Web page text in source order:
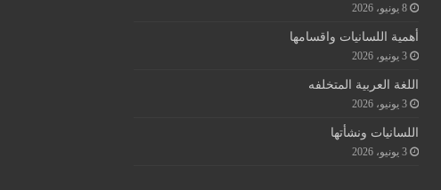
8 يونيو، 2026
أهمية اللسانيات واقسامها
3 يونيو، 2026
اللغة العربية المتخلفه
3 يونيو، 2026
اللسانيات ونشأتها
3 يونيو، 2026